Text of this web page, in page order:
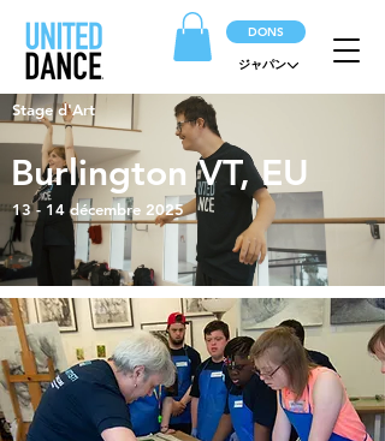
DONS
ジャパン
Stage d'Art
Burlington VT, EU
13 - 14 décembre 2025